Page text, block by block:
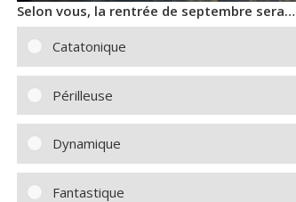
Selon vous, la rentrée de septembre sera…
Catatonique
Périlleuse
Dynamique
Fantastique